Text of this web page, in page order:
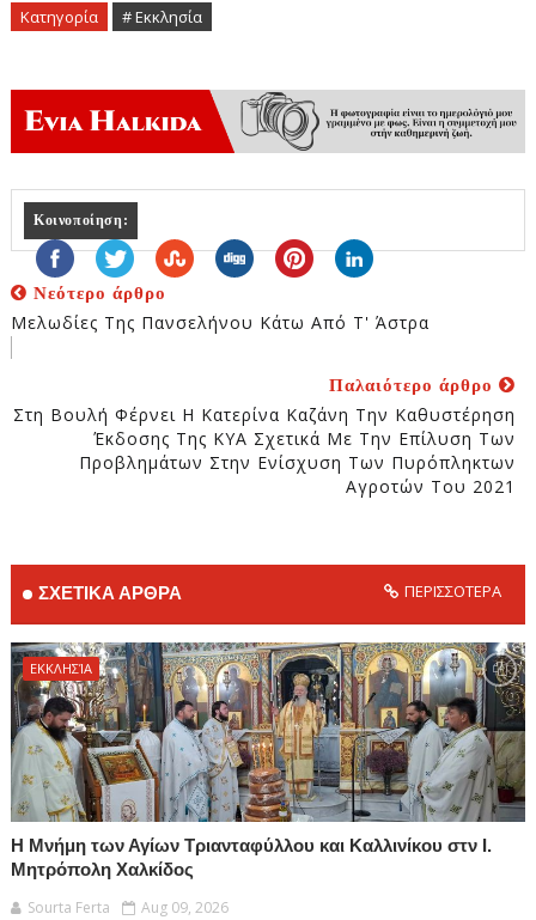
Κατηγορία # Εκκλησία
Κοινοποίηση:
Νεότερο άρθρο
Μελωδίες Της Πανσελήνου Κάτω Από Τ' Άστρα
Παλαιότερο άρθρο
Στη Βουλή Φέρνει Η Κατερίνα Καζάνη Την Καθυστέρηση
Έκδοσης Της ΚΥΑ Σχετικά Με Την Επίλυση Των
Προβλημάτων Στην Ενίσχυση Των Πυρόπληκτων
Αγροτών Του 2021
ΣΧΕΤΙΚΑ ΑΡΘΡΑ ΠΕΡΙΣΣΟΤΕΡΑ
ΕΚΚΛΗΣΊΑ
Η Μνήμη των Αγίων Τριανταφύλλου και Καλλινίκου στν Ι.
Μητρόπολη Χαλκίδος
Sourta Ferta
Aug 09, 2026